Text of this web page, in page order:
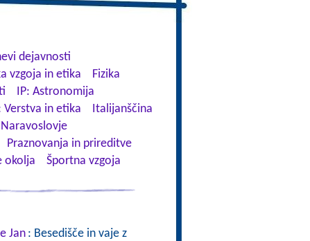
dejavnosti
vzgoja in etika
Fizika
IP: Astronomija
Verstva in etika
Italijanščina
Naravoslovje
Praznovanja in prireditve
okolja
Športna vzgoja
Jan : Besedišče in vaje z